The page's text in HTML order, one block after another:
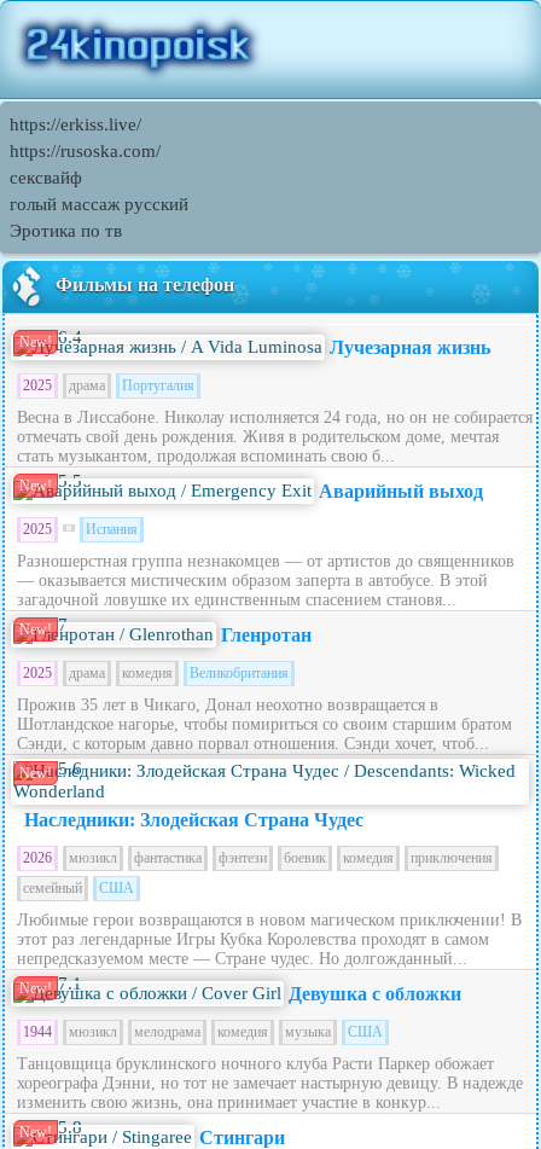
https://erkiss.live/
https://rusoska.com/
сексвайф
голый массаж русский
Эротика по тв
Фильмы на телефон
New! 6.4 Лучезарная жизнь
2025 драма Португалия
Весна в Лиссабоне. Николау исполняется 24 года, но он не собирается
отмечать свой день рождения. Живя в родительском доме, мечтая
стать музыкантом, продолжая вспоминать свою б...
New! 5.5 Аварийный выход
2025 Испания
Разношерстная группа незнакомцев — от артистов до священников
— оказывается мистическим образом заперта в автобусе. В этой
загадочной ловушке их единственным спасением становя...
New! 7 Гленротан
2025 драма комедия Великобритания
Прожив 35 лет в Чикаго, Донал неохотно возвращается в
Шотландское нагорье, чтобы помириться со своим старшим братом
Сэнди, с которым давно порвал отношения. Сэнди хочет, чтоб...
New! 5.6
Наследники: Злодейская Страна Чудес
2026 мюзикл фантастика фэнтези боевик комедия
приключения
семейный
США
Любимые герои возвращаются в новом магическом приключении! В
этот раз легендарные Игры Кубка Королевства проходят в самом
непредсказуемом месте — Стране чудес. Но долгожданный...
New! 7.1 Девушка с обложки
1944 мюзикл мелодрама комедия музыка США
Танцовщица бруклинского ночного клуба Расти Паркер обожает
хореографа Дэнни, но тот не замечает настырную девицу. В надежде
изменить свою жизнь, она принимает участие в конкур...
New! 5.8 Стингари